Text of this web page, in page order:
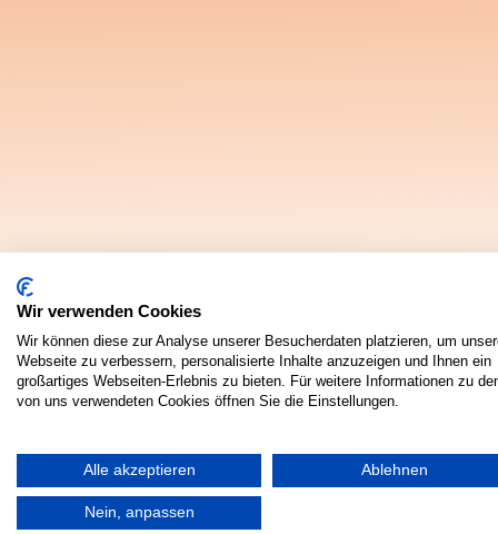
Wir verwenden Cookies
Wir können diese zur Analyse unserer Besucherdaten platzieren, um
Webseite zu verbessern, personalisierte Inhalte anzuzeigen und Ihnen ein
großartiges Webseiten-Erlebnis zu bieten. Für weitere Informationen zu
von uns verwendeten Cookies öffnen Sie die Einstellungen.
Alle akzeptieren Ablehnen
Nein, anpassen